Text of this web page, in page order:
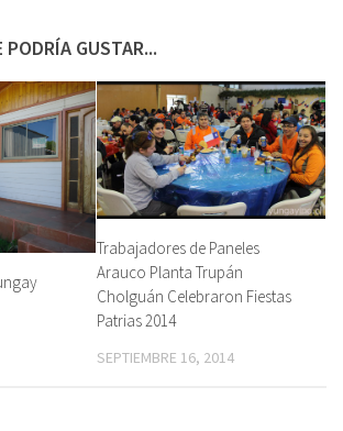
GUSTAR...
Trabajadores de Paneles
Arauco Planta Trupán
Cholguán Celebraron Fiestas
Patrias 2014
SEPTIEMBRE 16, 2014